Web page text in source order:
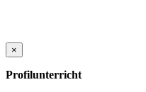
×
Profilunterricht